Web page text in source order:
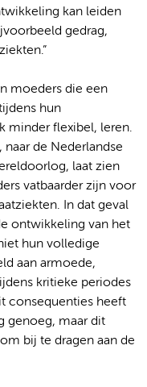
kan leiden
gedrag,
moeders die een
hun
minder flexibel, leren.
de Nederlandse
laat zien
vatbaarder zijn voor
In dat geval
ontwikkeling van het
hun volledige
aan armoede,
kritieke periodes
consequenties heeft
genoeg, maar dit
bij te dragen aan de